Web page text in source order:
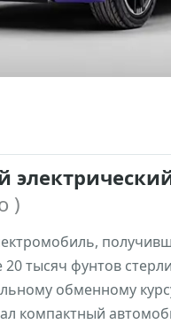
)
тысяч фунтов
обменному
компактный